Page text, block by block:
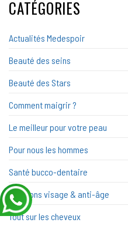
CATÉGORIES
Actualités Medespoir
Beauté des seins
Beauté des Stars
Comment maigrir ?
Le meilleur pour votre peau
Pour nous les hommes
Santé bucco-dentaire
Solutions visage & anti-âge
Tout sur les cheveux